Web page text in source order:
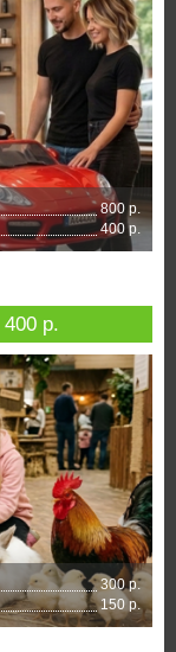
800 р.
400 р.
400 р.
300 р.
150 р.